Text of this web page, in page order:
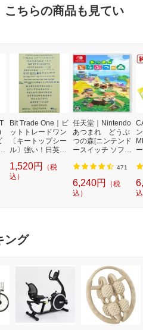
こちらの商品も見てい
Bit Trade One｜ビ
ットトレードワン
〔キートップシー
ル〕強い！日英対
プシールセット ブ
ルー DYKTSBL
1,520円
（税
込）
任天堂｜Nintendo
あつまれ どうぶ
つの森[ニンテンド
ースイッチ ソフ
471
6,240円
（税
込）
ング